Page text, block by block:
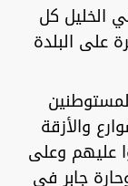
الخليل كل
البلدة
والأزقة
عليهم وعلى
جابر في